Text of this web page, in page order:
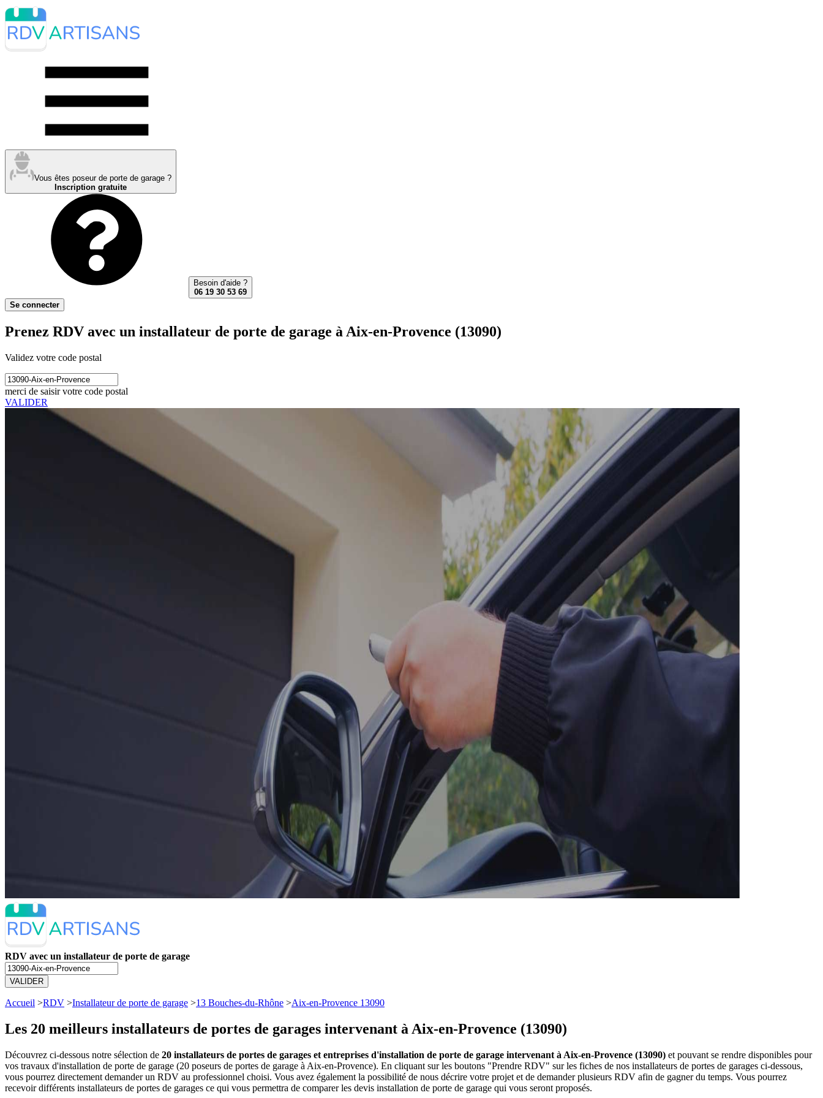
Vous êtes poseur de porte de garage ?
Inscription gratuite
Besoin d'aide ?
06 19 30 53 69
Se connecter
Prenez RDV avec un installateur de porte de garage à Aix-en-Provence (13090)
Validez votre code postal
merci de saisir votre code postal
VALIDER
RDV avec un installateur de porte de garage
VALIDER
Accueil >RDV >Installateur de porte de garage >13 Bouches-du-Rhône >Aix-en-Provence 13090
Les 20 meilleurs installateurs de portes de garages intervenant à Aix-en-Provence (13090)
Découvrez ci-dessous notre sélection de 20 installateurs de portes de garages et entreprises d'installation de porte de garage intervenant à Aix-en-Provence (13090) et pouvant se rendre disponibles pour
vos travaux d'installation de porte de garage (20 poseurs de portes de garage à Aix-en-Provence). En cliquant sur les boutons "Prendre RDV" sur les fiches de nos installateurs de portes de garages ci-dessous,
vous pourrez directement demander un RDV au professionnel choisi. Vous avez également la possibilité de nous décrire votre projet et de demander plusieurs RDV afin de gagner du temps. Vous pourrez
recevoir différents installateurs de portes de garages ce qui vous permettra de comparer les devis installation de porte de garage qui vous seront proposés.